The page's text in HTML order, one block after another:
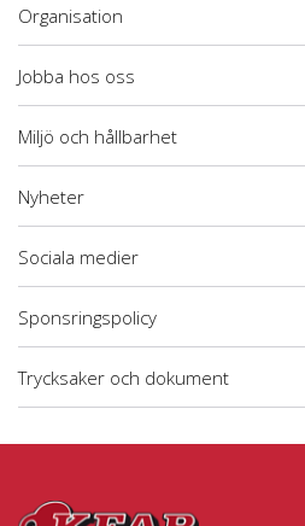
Organisation
Jobba hos oss
Miljö och hållbarhet
Nyheter
Sociala medier
Sponsringspolicy
Trycksaker och dokument